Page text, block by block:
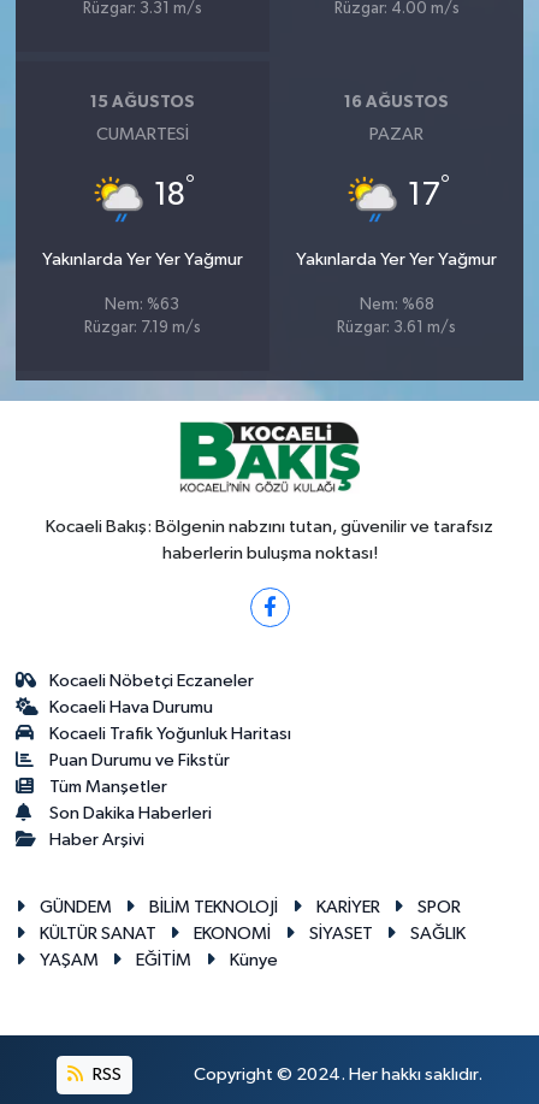
Rüzgar: 3.31 m/s
Rüzgar: 4.00 m/s
15 AĞUSTOS
CUMARTESI
18°
Yakınlarda Yer Yer Yağmur
Nem: %63
Rüzgar: 7.19 m/s
16 AĞUSTOS
PAZAR
17°
Yakınlarda Yer Yer Yağmur
Nem: %68
Rüzgar: 3.61 m/s
Kocaeli Bakış: Bölgenin nabzını tutan, güvenilir ve tarafsız
haberlerin buluşma noktası!
Kocaeli Nöbetçi Eczaneler
Kocaeli Hava Durumu
Kocaeli Trafik Yoğunluk Haritası
Puan Durumu ve Fikstür
Tüm Manşetler
Son Dakika Haberleri
Haber Arşivi
GÜNDEM BİLİM TEKNOLOJİ KARİYER
SPOR
KÜLTÜR SANAT
EKONOMİ SİYASET
SAĞLIK
YAŞAM
EĞİTİM Künye
RSS Copyright © 2024. Her hakkı saklıdır.